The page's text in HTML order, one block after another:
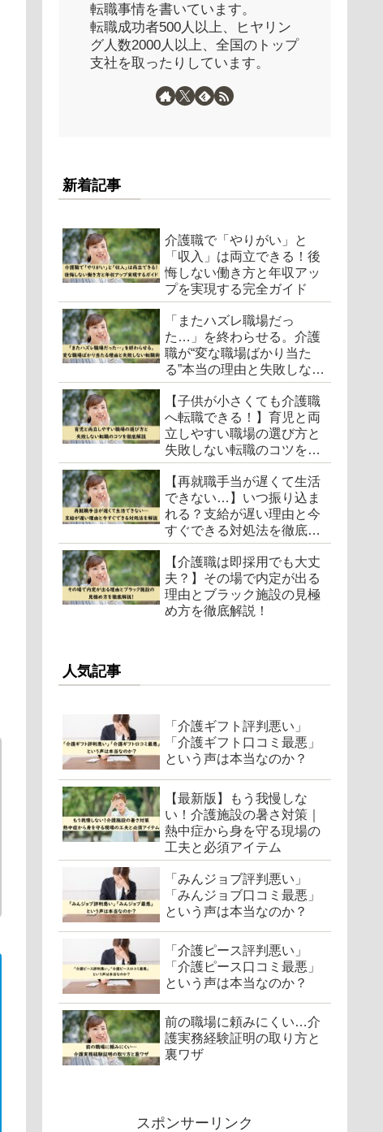
転職事情を書いています。
転職成功者500人以上、ヒヤリン
グ人数2000人以上、全国のトップ
支社を取ったりしています。
新着記事
介護職で「やりがい」と
「収入」は両立できる！後
悔しない働き方と年収アッ
プを実現する完全ガイド
「またハズレ職場だっ
た…」を終わらせる。介護
職が“変な職場ばかり当た
る”本当の理由と失敗しない
転職術
【子供が小さくても介護職
へ転職できる！】育児と両
立しやすい職場の選び方と
失敗しない転職のコツを徹
底解説
【再就職手当が遅くて生活
できない…】いつ振り込ま
れる？支給が遅い理由と今
すぐできる対処法を徹底解
説
【介護職は即採用でも大丈
夫？】その場で内定が出る
理由とブラック施設の見極
め方を徹底解説！
人気記事
「介護ギフト評判悪い」
「介護ギフト口コミ最悪」
という声は本当なのか？
【最新版】もう我慢しな
い！介護施設の暑さ対策｜
熱中症から身を守る現場の
工夫と必須アイテム
「みんジョブ評判悪い」
「みんジョブ口コミ最悪」
という声は本当なのか？
「介護ピース評判悪い」
「介護ピース口コミ最悪」
という声は本当なのか？
前の職場に頼みにくい…介
護実務経験証明の取り方と
裏ワザ
スポンサーリンク